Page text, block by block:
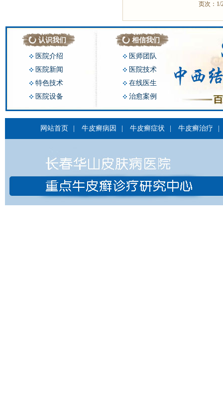
页次：
认识我们
医院介绍
医院新闻
特色技术
医院设备
相信我们
医师团队
医院技术
在线医生
治愈案例
网站首页 牛皮癣病因 牛皮癣症状 牛皮癣治疗